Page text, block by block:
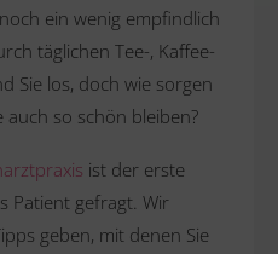
ein wenig empfindlich
täglichen Tee-, Kaffee-
Sie los, doch wie sorgen
auch so schön bleiben?
ist der erste
Patient gefragt. Wir
geben, mit denen Sie